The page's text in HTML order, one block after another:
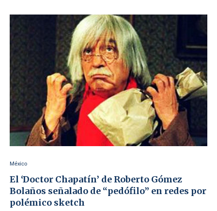
México
El ‘Doctor Chapatín’ de Roberto Gómez
Bolaños señalado de “pedófilo” en redes por
polémico sketch